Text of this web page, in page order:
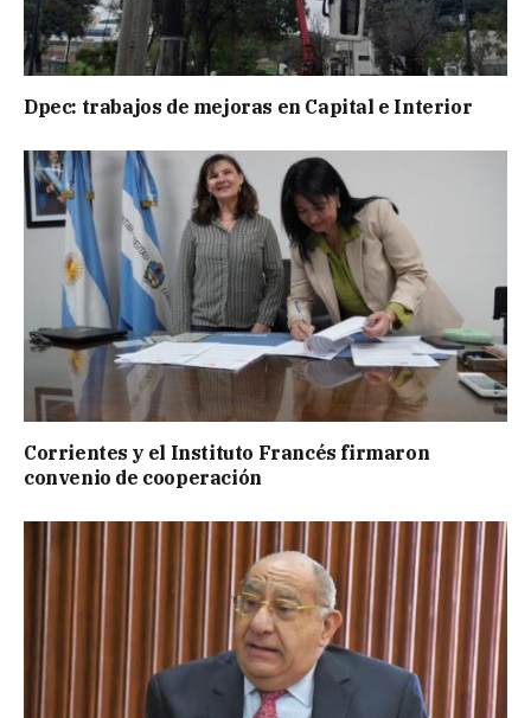
Dpec: trabajos de mejoras en Capital e Interior
Corrientes y el Instituto Francés firmaron
convenio de cooperación